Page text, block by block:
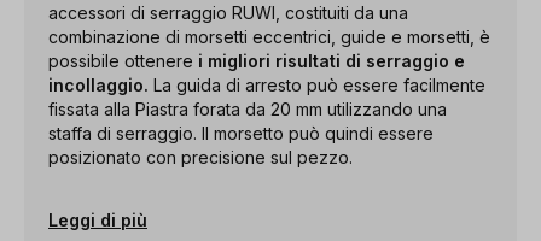
accessori di serraggio RUWI, costituiti da una
combinazione di morsetti eccentrici, guide e morsetti, è
possibile ottenere i migliori risultati di serraggio e
incollaggio. La guida di arresto può essere facilmente
fissata alla Piastra forata da 20 mm utilizzando una
staffa di serraggio. Il morsetto può quindi essere
posizionato con precisione sul pezzo.
Leggi di più